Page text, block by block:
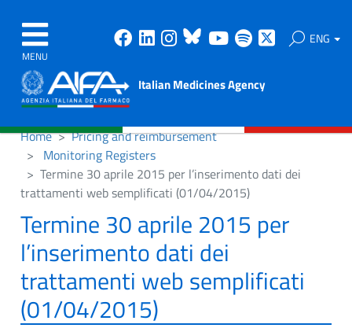
MENU
Facebook
Linkedin
Instagram
Bluesky
Youtube
Spotify ENG
Italian Medicines Agency
Home
Pricing and reimbursement
Monitoring Registers
Termine 30 aprile 2015 per l’inserimento dati dei
trattamenti web semplificati (01/04/2015)
Termine 30 aprile 2015 per
l’inserimento dati dei
trattamenti web semplificati
(01/04/2015)